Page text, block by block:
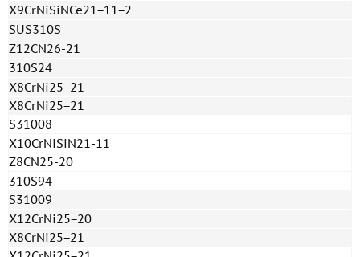
X9CrNiSiNCe21−11−2
SUS310S
Z12CN26-21
310S24
X8CrNi25−21
X8CrNi25−21
S31008
X10CrNiSiN21-11
Z8CN25-20
310S94
S31009
X12CrNi25−20
X8CrNi25−21